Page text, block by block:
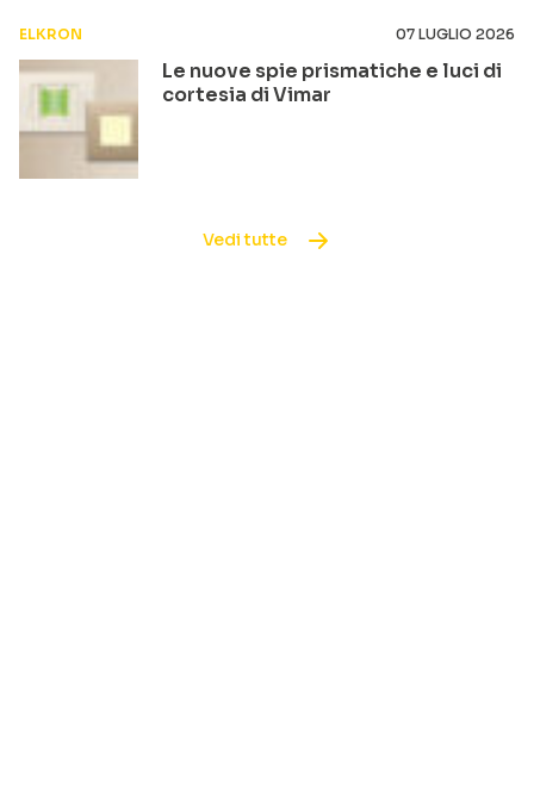
ELKRON 07 LUGLIO 2026
Le nuove spie prismatiche e luci di
cortesia di Vimar
Vedi tutte